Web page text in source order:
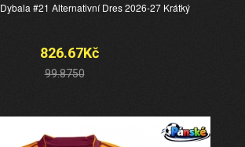
#21 Alternativní Dres 2026-27 Krátký
826.67Kč
99.8750